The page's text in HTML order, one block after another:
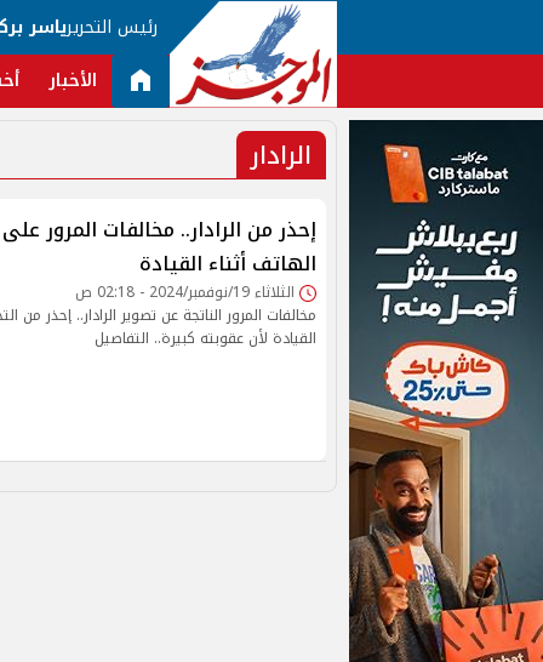
رئيس التحريرياسر
الأخبار
الرادار
إحذر من الرادار.. مخالفات المرور
الهاتف أثناء القيادة
الثلاثاء 19/نوفمبر/2024 - 02:18 ص
مخالفات المرور الناتجة عن تصوير الرادار.. إحذر من
القيادة لأن عقوبته كبيرة.. التفاصيل